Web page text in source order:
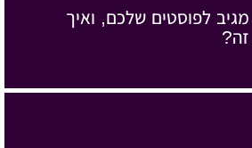
לפוסטים שלכם, ואיך